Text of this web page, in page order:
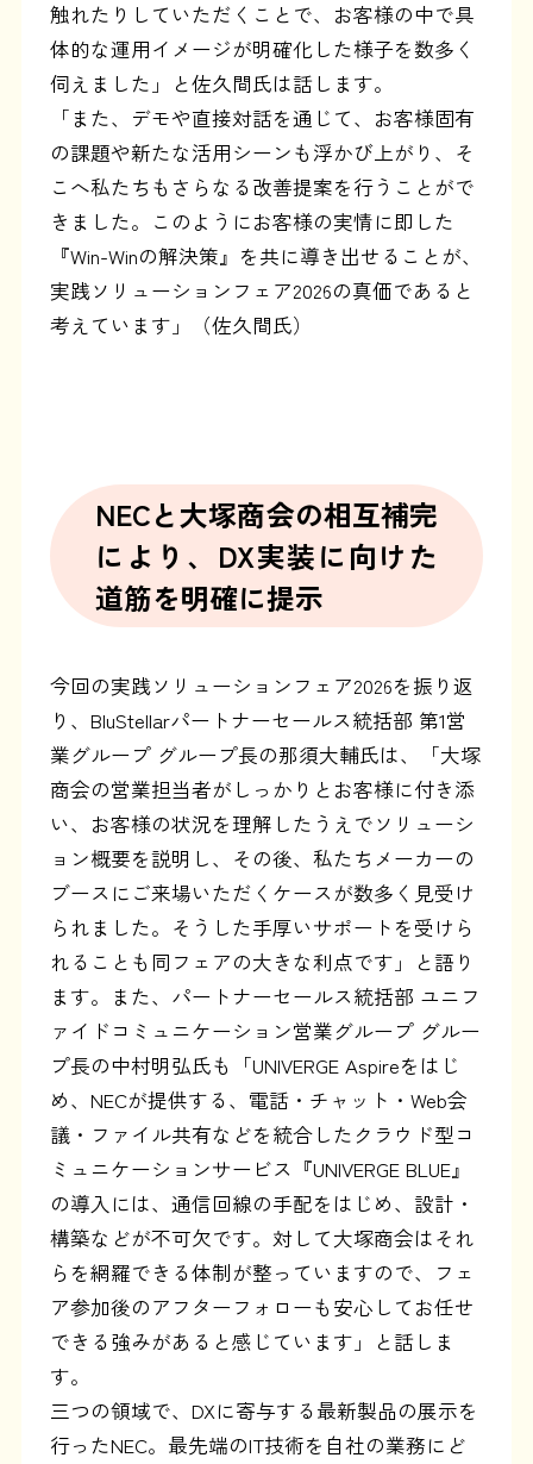
触れたりしていただくことで、お客様の中で具
体的な運用イメージが明確化した様子を数多く
伺えました」と佐久間氏は話します。
「また、デモや直接対話を通じて、お客様固有
の課題や新たな活用シーンも浮かび上がり、そ
こへ私たちもさらなる改善提案を行うことがで
きました。このようにお客様の実情に即した
『Win-Winの解決策』を共に導き出せることが、
実践ソリューションフェア2026の真価であると
考えています」（佐久間氏）
NECと大塚商会の相互補完
により、DX実装に向けた
道筋を明確に提示
今回の実践ソリューションフェア2026を振り返
り、BluStellarパートナーセールス統括部 第1営
業グループ グループ長の那須大輔氏は、「大塚
商会の営業担当者がしっかりとお客様に付き添
い、お客様の状況を理解したうえでソリューシ
ョン概要を説明し、その後、私たちメーカーの
ブースにご来場いただくケースが数多く見受け
られました。そうした手厚いサポートを受けら
れることも同フェアの大きな利点です」と語り
ます。また、パートナーセールス統括部 ユニフ
ァイドコミュニケーション営業グループ グルー
プ長の中村明弘氏も「UNIVERGE Aspireをはじ
め、NECが提供する、電話・チャット・Web会
議・ファイル共有などを統合したクラウド型コ
ミュニケーションサービス『UNIVERGE BLUE』
の導入には、通信回線の手配をはじめ、設計・
構築などが不可欠です。対して大塚商会はそれ
らを網羅できる体制が整っていますので、フェ
ア参加後のアフターフォローも安心してお任せ
できる強みがあると感じています」と話しま
す。
三つの領域で、DXに寄与する最新製品の展示を
行ったNEC。最先端のIT技術を自社の業務にど